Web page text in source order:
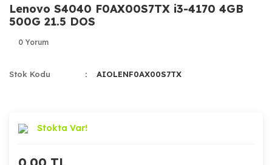
Lenovo S4040 F0AX00S7TX i3-4170 4GB
500G 21.5 DOS
0 Yorum
Stok Kodu AIOLENF0AX00S7TX
Stokta Var!